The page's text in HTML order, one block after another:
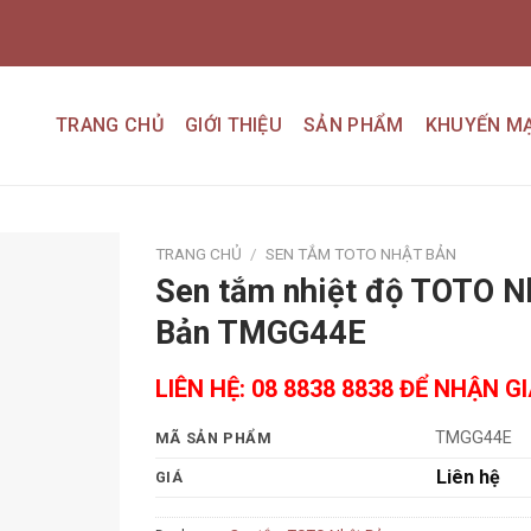
TRANG CHỦ GIỚI THIỆU SẢN PHẨM KHUYẾN
TRANG CHỦ / SEN TẮM TOTO NHẬT BẢN
Sen tắm nhiệt độ TOTO
Bản TMGG44E
LIÊN HỆ: 08 8838 8838 ĐỂ NHẬN
MÃ SẢN PHẨM TMGG44E
GIÁ Liên hệ